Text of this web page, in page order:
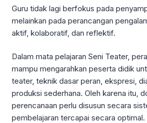
Guru tidak lagi berfokus pada
melainkan pada perancangan
aktif, kolaboratif, dan reflektif.
Dalam mata pelajaran Seni Teater,
mampu mengarahkan peserta didik
teater, teknik dasar peran, ekspresi,
produksi sederhana. Oleh karena itu,
perencanaan perlu disusun secara
pembelajaran tercapai secara optimal.